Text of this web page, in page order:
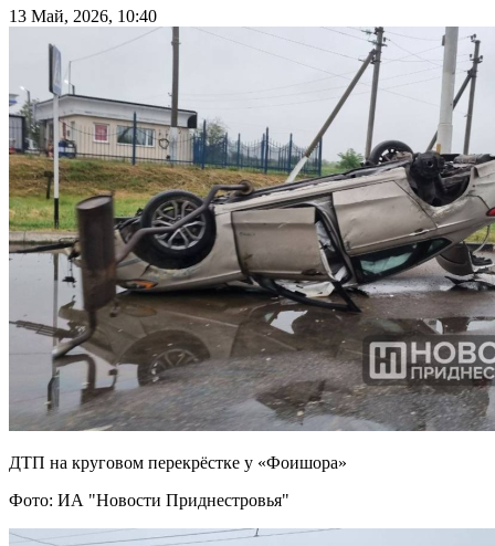
13 Май, 2026, 10:40
ДТП на круговом перекрёстке у «Фоишора»
Фото: ИА "Новости Приднестровья"